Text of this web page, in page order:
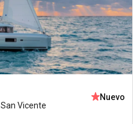
San Vicente
Nuevo